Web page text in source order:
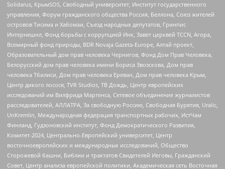
Solidarus, КрымSOS, Свободный университет, Институт государственного
управления, Форум гражданского общества Россия, Беллона, Союз жителей
островов Тисима и Хабомаи, Съезд народных депутатов, Гринпис
Интернешнл, Фонд борьбы с коррупцией Инк, Завет церквей TCCN, Агора,
Всемирный фонд природы, BDR Novaja Gazeta-Europe, Алтай проект,
Образовательный дом прав человека Чернигов, Фонд Дом Прав Человека,
Белорусский дом прав человека имени Бориса Звозскова, Дом прав
человека Тбилиси, Дом прав человека Ереван, Дом прав человека Крым,
Центр дикого лосося, TVR Studios, ТВ Дождь, Центр европейских
исследований им Вилфрида Мартенса, Сетевое объединение журналистов
расследователей, АЛЛАТРА, За свободную Россию, Свободная Бурятия, Uralic,
UnKremlin, Международная федерация транспортных рабочих, ИстЧам
Финланд, Гудзоновский институт, Фонд Демократического Развития,
Комитет-2024, Центрально-Европейский университет, Центр
восточноевропейских и международных исследований, Общество
Сторожевой башни, Библии и трактатов Свидетелей Иеговы, Гражданский
Совет, Центр анализа европейской политики, Академическая сеть Восточная